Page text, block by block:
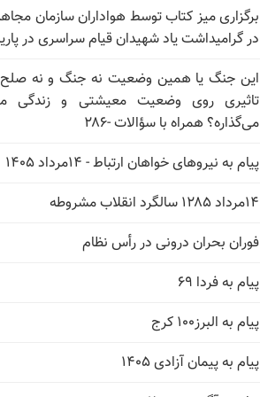
برگزاری میز کتاب توسط هواداران سازمان
در گرامیداشت یاد شهیدان قیام سراسری در
این جنگ یا همین وضعیت نه جنگ و نه
تاثیری روی وضعیت معیشتی و زندگی
می‌گذاره؟ همراه با سؤالات -۲۸۶
پیام به نیروهای خواهان ارتباط - ۱۴مرداد ۱۴۰۵
۱۴مرداد ۱۲۸۵ سالگرد انقلاب مشروطه
فوران بحران درونی در رأس نظام
پیام به فردا ۶۹
پیام به البرز۱۰۰ کرج
پیام به پیمان آزادی ۱۴۰۵